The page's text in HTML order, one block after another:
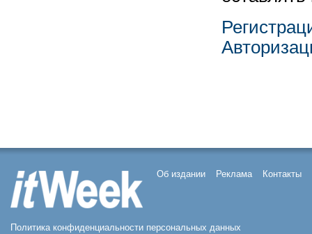
Об издании Реклама Контакты
Политика конфиденциальности персональных данных